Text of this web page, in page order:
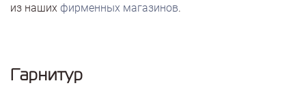
из наших фирменных магазинов.
Гарнитур